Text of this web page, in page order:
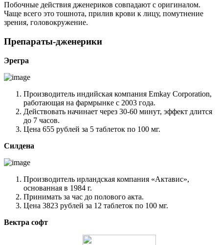
Побочные действия дженериков совпадают с оригиналом.
Чаще всего это тошнота, прилив крови к лицу, помутнение
зрения, головокружение.
Препараты-дженерики
Эрегра
Производитель индийская компания Emkay Corporation,
работающая на фармрынке с 2003 года.
Действовать начинает через 30-60 минут, эффект длится
до 7 часов.
Цена 655 рублей за 5 таблеток по 100 мг.
Силдена
Производитель ирландская компания «Актавис»,
основанная в 1984 г.
Принимать за час до полового акта.
Цена 3823 рублей за 12 таблеток по 100 мг.
Вектра софт